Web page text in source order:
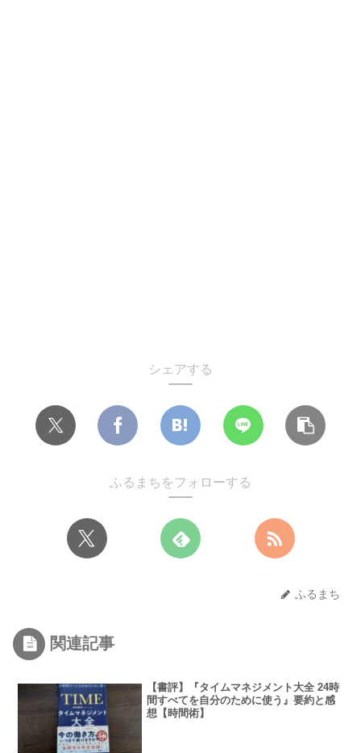
シェアする
ふるまちをフォローする
ふるまち
関連記事
【書評】『タイムマネジメント大全 24時
間すべてを自分のために使う』要約と感
想【時間術】